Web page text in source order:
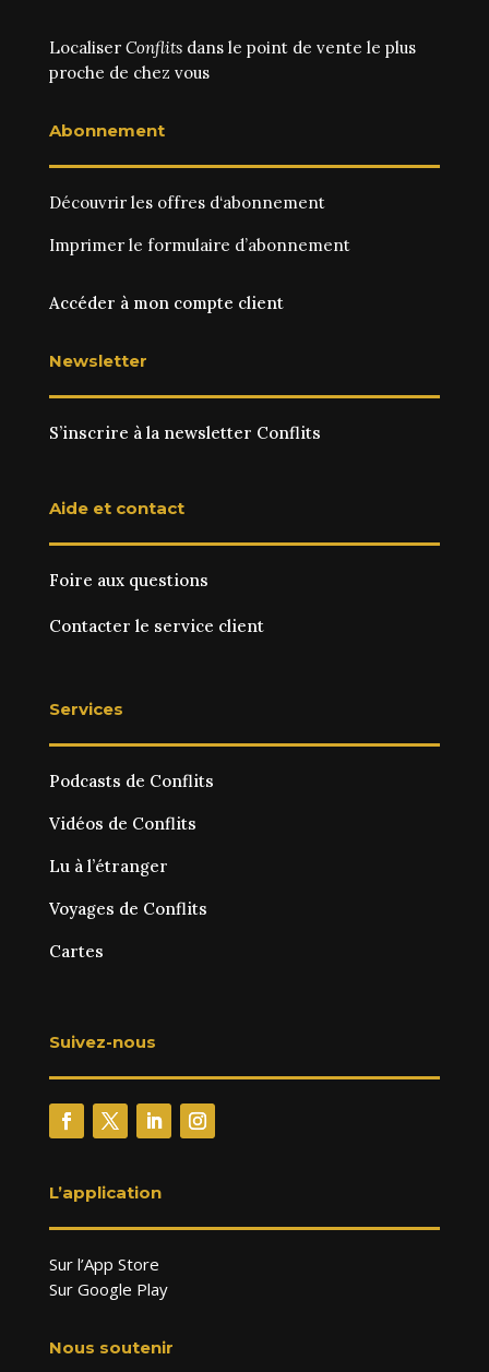
Localiser Conflitsdans le point de vente le plus
proche de chez vous
Abonnement
Découvrir les offres d‘abonnement
Imprimer le formulaire d’abonnement
Accéder à mon compte client
Newsletter
S’inscrire à la newsletter Conflits
Aide et contact
Foire aux questions
Contacter le service client
Services
Podcasts de Conflits
Vidéos de Conflits
Lu à l’étranger
Voyages de Conflits
Cartes
Suivez-nous
L’application
Sur l’App Store
Sur Google Play
Nous soutenir